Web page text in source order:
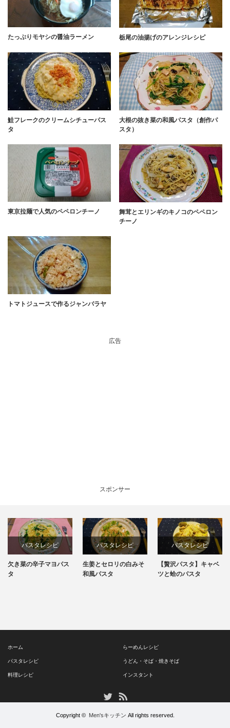
たっぷりモヤシの醤油ラーメン 栃尾の油揚げのアレンジレシピ
鮭フレークのクリームシチューパス
タ
大根の抜き菜の和風パスタ（創作パ
スタ）
東京拉麺で人気のペペロンチーノ
舞茸とエリンギのキノコのペペロン
チーノ
トマトジュースで作るジャンバラヤ
広告
スポンサー
パスタレシピ
欠き菜の辛子マヨパス
タ
パスタレシピ
生姜とセロリの白みそ
和風パスタ
パスタレシピ
料理レシピ
【贅沢パスタ】キャベ
ツと蛤のパスタ
ホーム らーめんレシピ
パスタレシピ うどん・そば・焼きそば
料理レシピ インスタント
Twitter
Copyright © Men'sキッチン All rights reserved.